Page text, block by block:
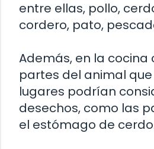
entre ellas, pollo,
cordero, pato,
Además, en la cocina
partes del animal
lugares podrían
desechos, como las
el estómago de